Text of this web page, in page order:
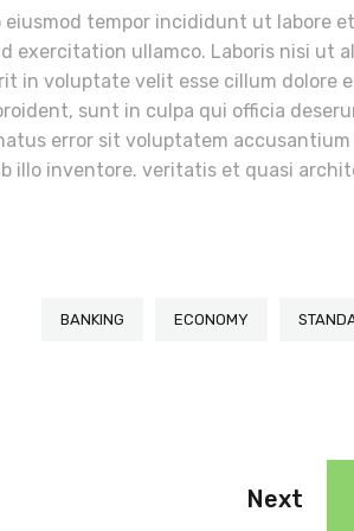
tempor incididunt ut labore et
exercitation ullamco. Laboris nisi ut
in voluptate velit esse cillum dolore
sunt in culpa qui officia
error sit voluptatem accusantium
illo inventore. veritatis et quasi
BANKING ECONOMY
Next